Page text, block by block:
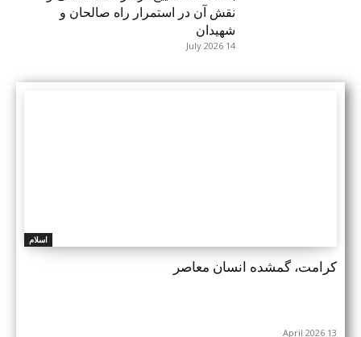
نقش آن در استمرار راه صالحان و
شهیدان
14 July 2026
اسلام
کرامت، گمشده انسان معاصر
13 April 2026